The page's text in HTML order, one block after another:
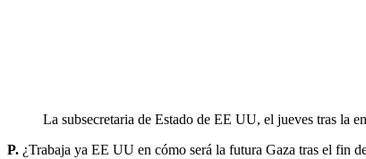
La subsecretaria de Estado de EE UU, el jueves tras la
P. ¿Trabaja ya EE UU en cómo será la futura Gaza tras el fin